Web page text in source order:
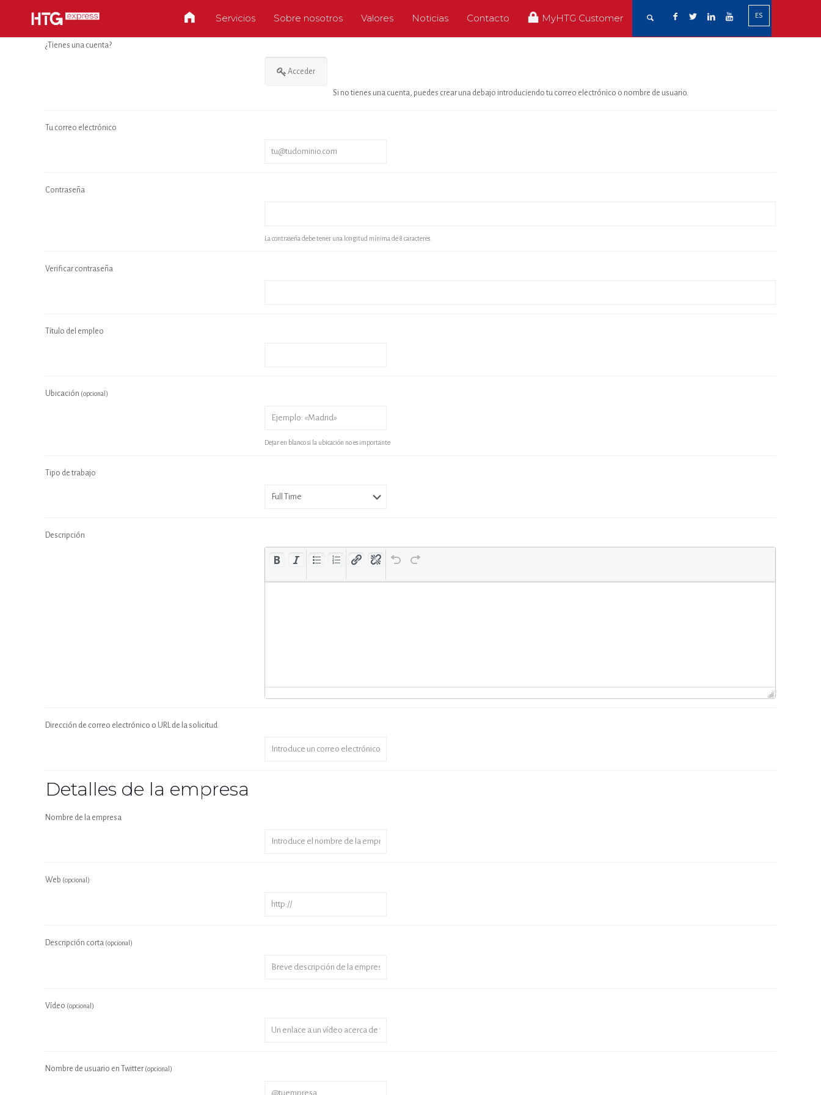
Servicios Sobre nosotros Valores Noticias Contacto MyHTG Customer ES
¿Tienes una cuenta?
Acceder
Si no tienes una cuenta, puedes crear una debajo introduciendo tu correo electrónico o nombre de usuario.
Tu correo electrónico
Contraseña
La contraseña debe tener una longitud mínima de 8 caracteres.
Verificar contraseña
Título del empleo
Ubicación (opcional)
Dejar en blanco si la ubicación no es importante
Tipo de trabajo
Descripción
Dirección de correo electrónico o URL de la solicitud
Detalles de la empresa
Nombre de la empresa
Web (opcional)
Descripción corta (opcional)
Vídeo (opcional)
Nombre de usuario en Twitter (opcional)